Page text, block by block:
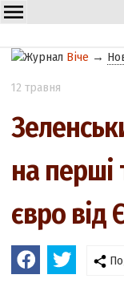
Віче →
12 травня
на перші
євро від